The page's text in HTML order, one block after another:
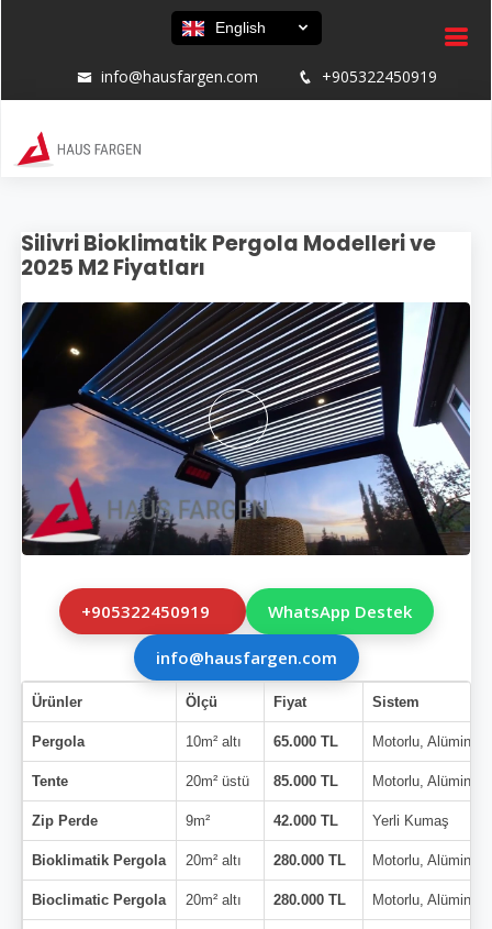
English
info@hausfargen.com +905322450919
Silivri Bioklimatik Pergola Modelleri ve
2025 M2 Fiyatları
+905322450919 WhatsApp Destek
info@hausfargen.com
Ürünler Ölçü Fiyat Sistem
Pergola 10m² altı 65.000 TL Motorlu,
Tente 20m² üstü 85.000 TL Motorlu,
Zip Perde 9m² 42.000 TL Yerli Kumaş
Bioklimatik Pergola 20m² altı 280.000 TL Motorlu,
Bioclimatic Pergola 20m² altı 280.000 TL Motorlu,